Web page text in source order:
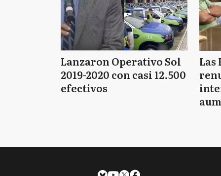
Lanzaron Operativo Sol
2019-2020 con casi 12.500
efectivos
Las